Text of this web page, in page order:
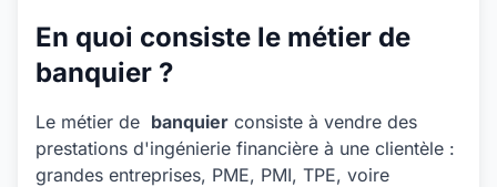
En quoi consiste le métier de
banquier ?
Le métier de banquier consiste à vendre des
prestations d'ingénierie financière à une clientèle :
grandes entreprises, PME, PMI, TPE, voire